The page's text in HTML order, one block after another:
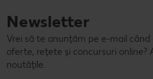
Newsletter
Vrei să te anunțăm pe e-mail când
oferte, rețete și concursuri online?
noutățile.